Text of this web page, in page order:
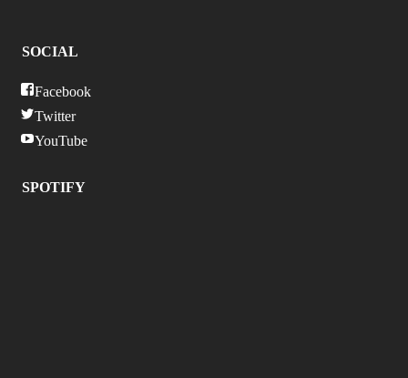
SOCIAL
Facebook
Twitter
YouTube
SPOTIFY